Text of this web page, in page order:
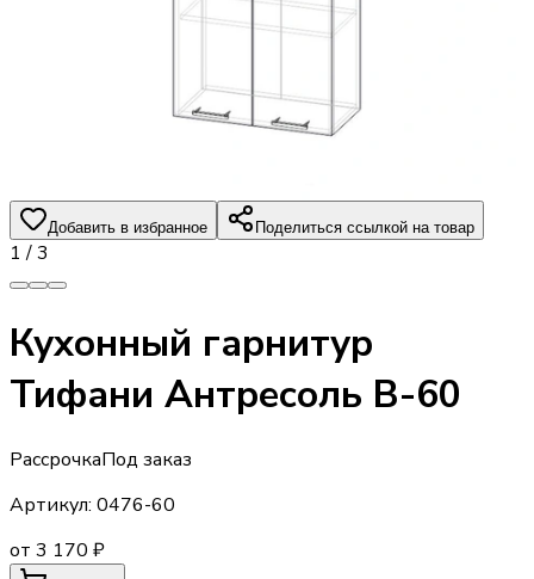
Добавить в избранное Поделиться ссылкой на товар
1 /3
Кухонный гарнитур
Тифани Антресоль В-60
РассрочкаПод заказ
Артикул: 0476-60
от 3 170 ₽